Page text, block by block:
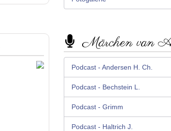
Märchen van
Podcast - Andersen H. Ch.
Podcast - Bechstein L.
Podcast - Grimm
Podcast - Haltrich J.